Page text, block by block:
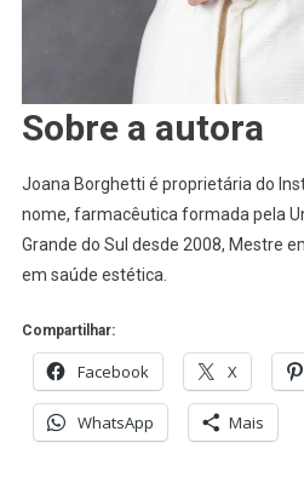
Sobre a autora
Joana Borghetti é proprietária do
nome, farmacêutica formada pela
Grande do Sul desde 2008, Mestre
em saúde estética.
Compartilhar:
Facebook X
WhatsApp Mais